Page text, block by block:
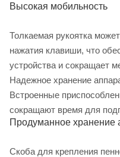
Высокая мобильность
Толкаемая рукоятка
нажатия клавиши, что
устройства и сокращает
Надежное хранение
Встроенные
сокращают время для
Продуманное хранение
Скоба для крепления